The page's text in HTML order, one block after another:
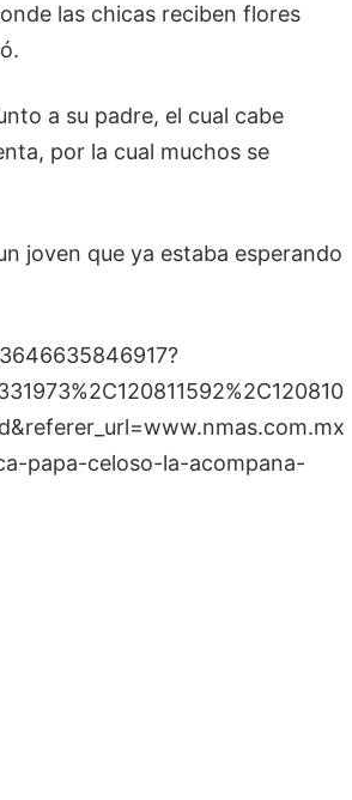
las chicas reciben flores
a su padre, el cual cabe
por la cual muchos se
joven que ya estaba esperando
papa-celoso-la-acompana-